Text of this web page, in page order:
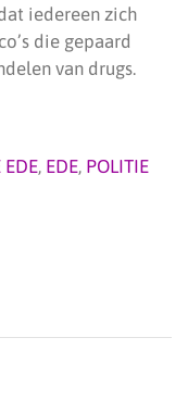
iedereen zich
die gepaard
van drugs.
EDE, EDE, POLITIE